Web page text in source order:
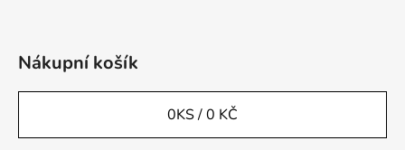
Nákupní košík
0KS /0 KČ